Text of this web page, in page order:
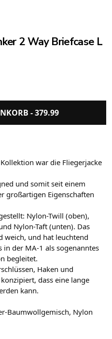
2 Way Briefcase L
-379.99
war die Fliegerjacke
und somit seit einem
großartigen Eigenschaften
Nylon-Twill (oben),
Nylon-Taft (unten). Das
weich, und hat leuchtend
in der MA-1 als sogenanntes
begleitet.
Haken und
dass eine lange
kann.
Baumwollgemisch, Nylon